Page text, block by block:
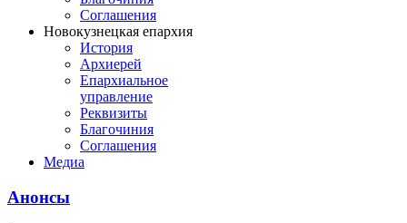
Соглашения
Новокузнецкая епархия
История
Архиерей
Епархиальное
управление
Реквизиты
Благочиния
Соглашения
Медиа
Анонсы